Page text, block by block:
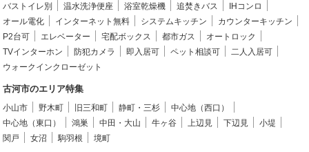
バストイレ別
温水洗浄便座 浴室乾燥機 追焚きバス
IHコンロ
オール電化
インターネット無料 システムキッチン
カウンターキッチン
P2台可
エレベーター 宅配ボックス 都市ガス
オートロック
TVインターホン
防犯カメラ 即入居可 ペット相談可
二人入居可
ウォークインクローゼット
古河市のエリア特集
小山市 野木町 旧三和町 静町・三杉
中心地（西口）
中心地（東口）
鴻巣 中田・大山 牛ヶ谷 上辺見 下辺見
小堤
関戸
女沼 駒羽根 境町